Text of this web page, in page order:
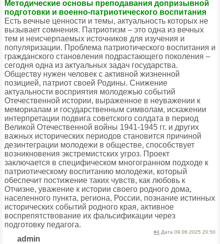
Методические основы преподавания допризывной
подготовки и военно-патриотического воспитания
Есть вечные ценности и темы, актуальность которых не
вызывает сомнения. Патриотизм – это одна из вечных
тем и неисчерпаемых источников для изучения и
популяризации. Проблема патриотического воспитания и
гражданского становления подрастающего поколения –
сегодня одна из актуальных задач государства.
Обществу нужен человек с активной жизненной
позицией, патриот своей Родины. Снижение
актуальности восприятия молодежью событий
Отечественной истории, выраженное в неуважении к
мемориалам и государственным символам, искажении
интерпретации подвига советского солдата в период
Великой Отечественной войны 1941-1945 гг. и других
важных исторических периодов становится причиной
дезинтеграции молодежи в обществе, способствует
возникновения экстремистских угроз. Проект
заключается в специфическом многогранном подходе к
патриотическому воспитанию молодежи, который
обеспечит постижение таких чувств, как любовь к
Отчизне, уважение к истории своего родного дома,
населенного пункта, региона, России, познание истинных
исторических событий родного края, активное
воспрепятствование их фальсификации через
подготовку педагога.
#4 Дата 09.06.2025 20:50
admin